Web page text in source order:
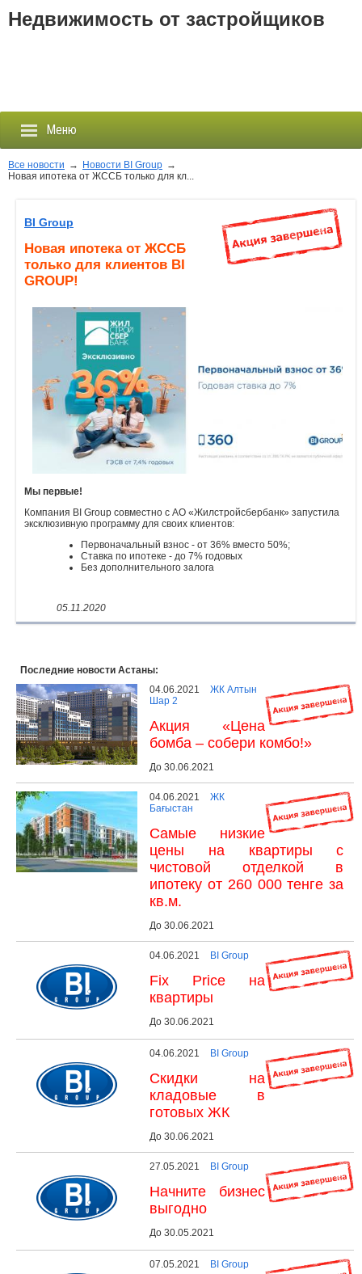
Недвижимость от застройщиков
Меню
Новостройки
Новости
События
Объявления
Все новости → Новости BI Group →
Новая ипотека от ЖССБ только для кл...
BI Group
Новая ипотека от ЖССБ
только для клиентов BI
GROUP!
Мы первые!
Компания BI Group совместно с АО «Жилстройсбербанк» запустила
эксклюзивную программу для своих клиентов:
Первоначальный взнос - от 36% вместо 50%;
Ставка по ипотеке - до 7% годовых
Без дополнительного залога
05.11.2020
Последние новости Астаны:
04.06.2021
ЖК Алтын
Шар 2
Акция «Цена
бомба – собери комбо!»
До 30.06.2021
04.06.2021
ЖК
Бағыстан
Самые низкие
цены на квартиры с
чистовой отделкой в
ипотеку от 260 000 тенге за
кв.м.
До 30.06.2021
04.06.2021 BI Group
Fix Price на
квартиры
До 30.06.2021
04.06.2021 BI Group
Скидки на
кладовые в
готовых ЖК
До 30.06.2021
27.05.2021 BI Group
Начните бизнес
выгодно
До 30.05.2021
07.05.2021 BI Group